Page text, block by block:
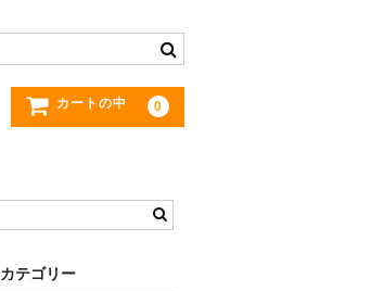
カートの中 0
カテゴリー